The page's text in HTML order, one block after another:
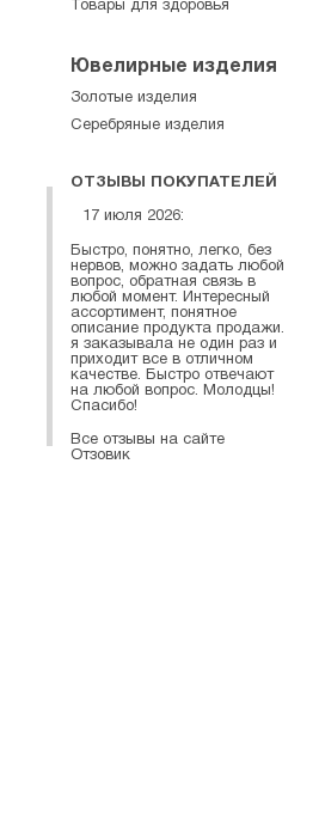
Товары для здоровья
Ювелирные изделия
Золотые изделия
Серебряные изделия
ОТЗЫВЫ ПОКУПАТЕЛЕЙ
17 июля 2026:
Быстро, понятно, легко, без
нервов, можно задать любой
вопрос, обратная связь в
любой момент. Интересный
ассортимент, понятное
описание продукта продажи.
я заказывала не один раз и
приходит все в отличном
качестве. Быстро отвечают
на любой вопрос. Молодцы!
Спасибо!
Все отзывы на сайте
Отзовик